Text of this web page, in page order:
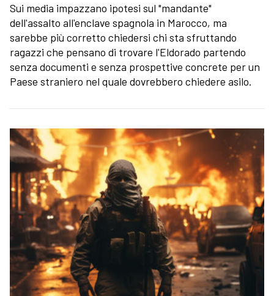
Sui media impazzano ipotesi sul "mandante"
dell'assalto all'enclave spagnola in Marocco, ma
sarebbe più corretto chiedersi chi sta sfruttando
ragazzi che pensano di trovare l'Eldorado partendo
senza documenti e senza prospettive concrete per un
Paese straniero nel quale dovrebbero chiedere asilo.